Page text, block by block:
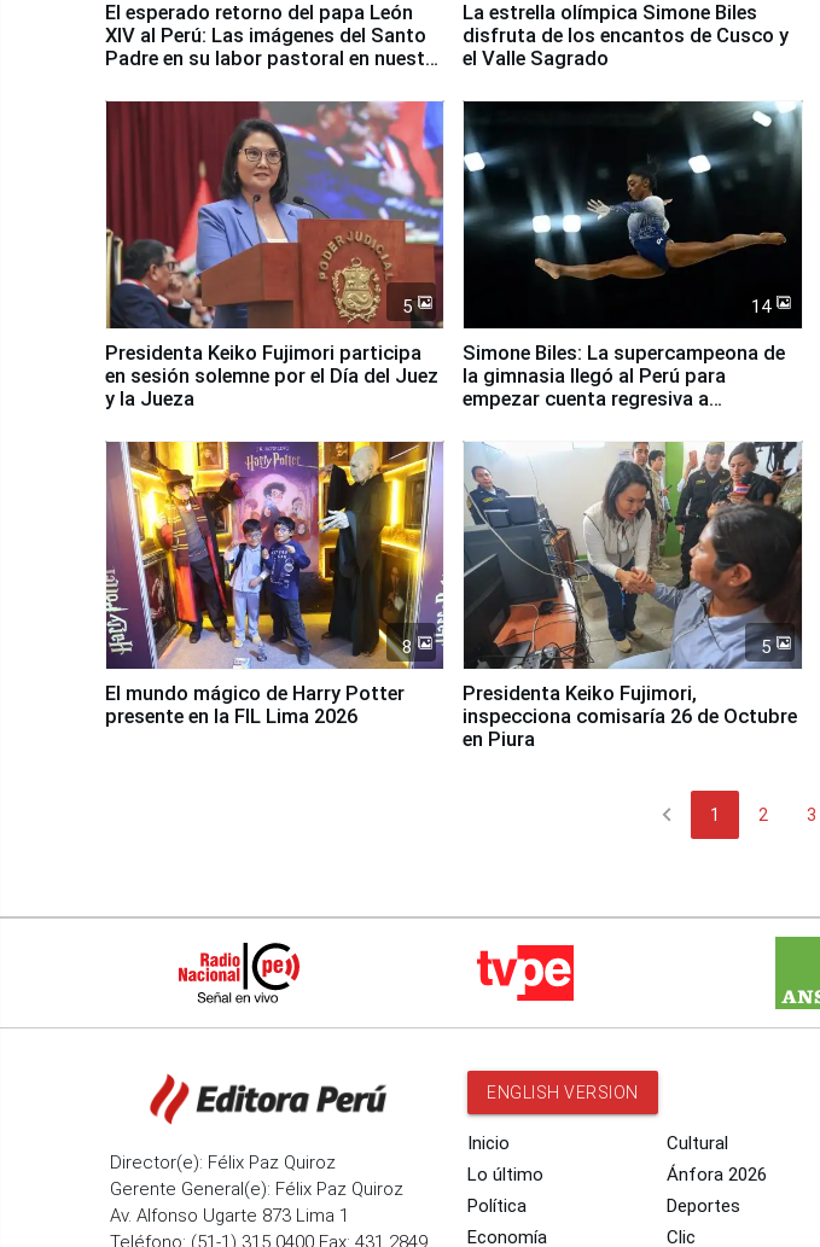
El esperado retorno del papa León
XIV al Perú: Las imágenes del Santo
Padre en su labor pastoral en nuestro
La estrella olímpica Simone Biles
disfruta de los encantos de Cusco y
el Valle Sagrado
5
Presidenta Keiko Fujimori participa
en sesión solemne por el Día del Juez
y la Jueza
14
Simone Biles: La supercampeona de
la gimnasia llegó al Perú para
empezar cuenta regresiva a
8
El mundo mágico de Harry Potter
presente en la FIL Lima 2026
5
Presidenta Keiko Fujimori,
inspecciona comisaría 26 de Octubre
en Piura
chevron_left 1 2 3
Director(e): Félix Paz Quiroz
Gerente General(e): Félix Paz Quiroz
Av. Alfonso Ugarte 873 Lima 1
Teléfono: (51-1) 315 0400 Fax: 431 2849
ENGLISH VERSION
Inicio
Lo último
Política
Economía
Cultural
Ánfora 2026
Deportes
Clic